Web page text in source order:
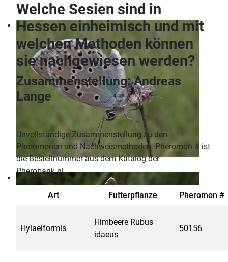
Welche Sesien sind in
Hessen einheimisch und mit
welchen Methoden können
sie nachgewiesen werden?
Zusammenstellung: Andreas
Lange
Unvollständige Zusammenstellung zu den
Pheromonen und Nachweismethoden. Pheromon-# ist
die Bestellnummer aus dem Katalog der
Pherobank.nl.
Art Futterpflanze Pheromon #
Hylaeiformis
Himbeere Rubus
idaeus
50156